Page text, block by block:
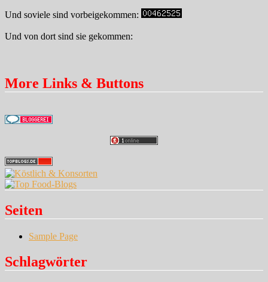
Und soviele sind vorbeigekommen:
Und von dort sind sie gekommen:
More Links & Buttons
Seiten
Sample Page
Schlagwörter